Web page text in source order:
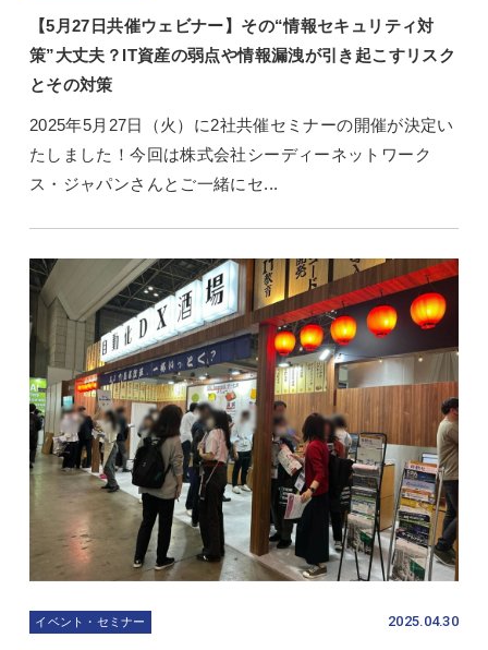
【5月27日共催ウェビナー】その“情報セキュリティ対
策”大丈夫？IT資産の弱点や情報漏洩が引き起こすリスク
とその対策
2025年5月27日（火）に2社共催セミナーの開催が決定い
たしました！今回は株式会社シーディーネットワーク
ス・ジャパンさんとご一緒にセ...
イベント・セミナー 2025.04.30